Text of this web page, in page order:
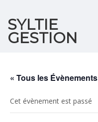
SYLTIE
GESTION
« Tous les Évènements
Cet évènement est passé